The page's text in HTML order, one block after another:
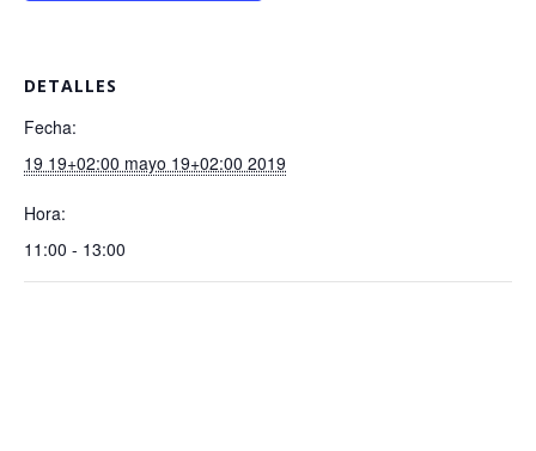
DETALLES
Fecha:
19 19+02:00 mayo 19+02:00 2019
Hora:
11:00 - 13:00